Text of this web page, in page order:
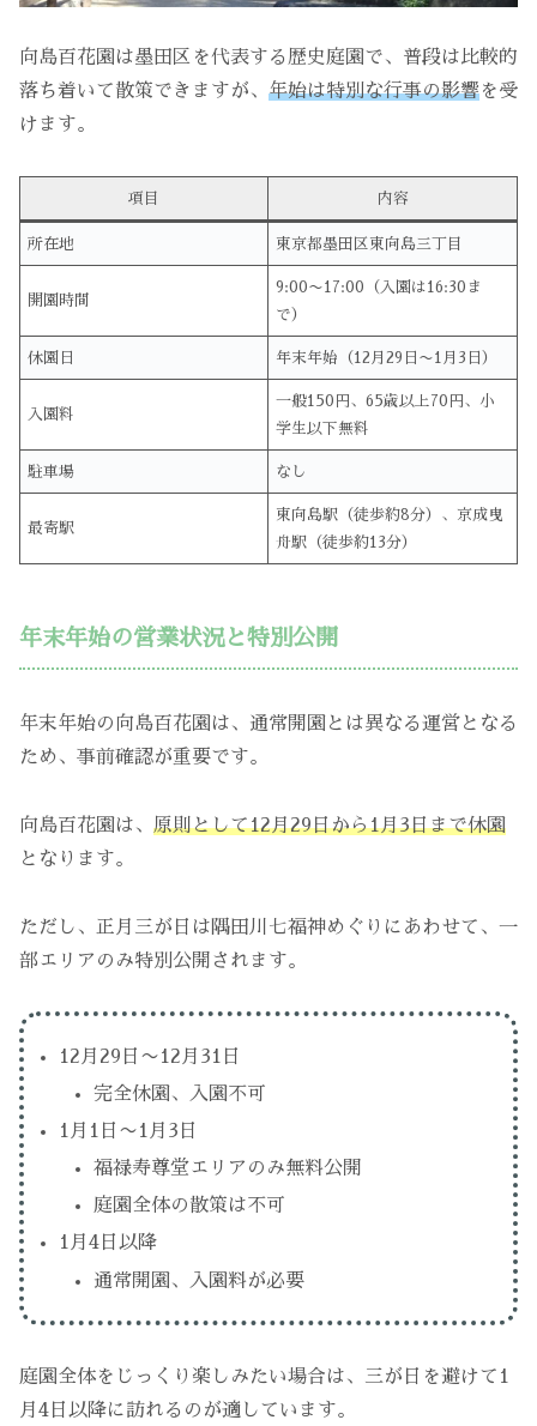
向島百花園は墨田区を代表する歴史庭園で、普段は比較的
落ち着いて散策できますが、 年始は特別な行事の影響を受
けます。
項目 内容
所在地 東京都墨田区東向島三丁目
開園時間
9:00〜17:00（入園は16:30ま
で）
休園日 年末年始（12月29日〜1月3日）
入園料
一般150円、65歳以上70円、小
学生以下無料
駐車場 なし
最寄駅
東向島駅（徒歩約8分）、京成曳
舟駅（徒歩約13分）
年末年始の営業状況と特別公開
年末年始の向島百花園は、通常開園とは異なる運営となる
ため、事前確認が重要です。
向島百花園は、 原則として12月29日から1月3日まで休園
となります。
ただし、正月三が日は隅田川七福神めぐりにあわせて、一
部エリアのみ特別公開されます。
12月29日〜12月31日
完全休園、入園不可
1月1日〜1月3日
福禄寿尊堂エリアのみ無料公開
庭園全体の散策は不可
1月4日以降
通常開園、入園料が必要
庭園全体をじっくり楽しみたい場合は、三が日を避けて1
月4日以降に訪れるのが適しています。